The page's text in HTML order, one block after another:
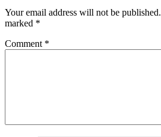
Your email address will not be published.
marked *
Comment *